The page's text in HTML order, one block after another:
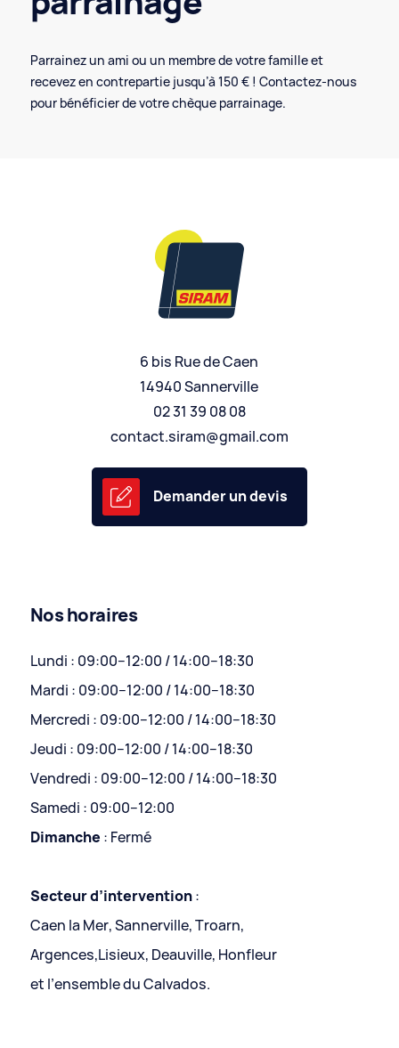
Parrainez un ami ou un membre de votre famille et
recevez en contrepartie jusqu’à 150 € ! Contactez-nous
pour bénéficier de votre chèque parrainage.
6 bis Rue de Caen
14940 Sannerville
02 31 39 08 08
contact.siram@gmail.com
Demander un devis
Nos horaires
Lundi : 09:00–12:00 / 14:00–18:30
Mardi : 09:00–12:00 / 14:00–18:30
Mercredi : 09:00–12:00 / 14:00–18:30
Jeudi : 09:00–12:00 / 14:00–18:30
Vendredi : 09:00–12:00 / 14:00–18:30
Samedi : 09:00–12:00
Dimanche : Fermé
Secteur d’intervention:
Caen la Mer, Sannerville, Troarn,
Argences,Lisieux, Deauville, Honfleur
et l’ensemble du Calvados.